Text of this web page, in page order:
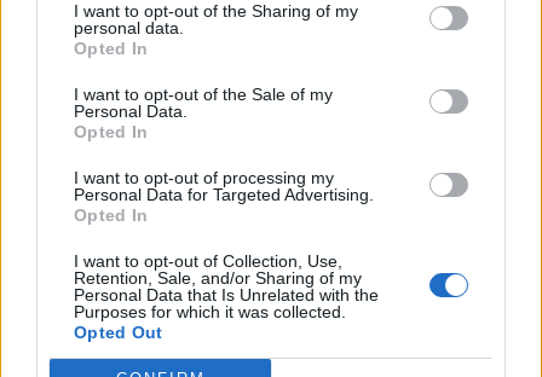
I want to opt-out of the Sharing of my
personal data.
Opted In
I want to opt-out of the Sale of my
Personal Data.
Opted In
I want to opt-out of processing my
Personal Data for Targeted Advertising.
Opted In
I want to opt-out of Collection, Use,
Retention, Sale, and/or Sharing of my
Personal Data that Is Unrelated with the
Purposes for which it was collected.
Opted Out
van olyan vármegye, ahol egyetlen új lakás
sem épült a tavasz óta
egy évvel korábban, a kiadott építési engedélyek száma
pedig még nagyobb, 29 százalékos ugrást mutatott